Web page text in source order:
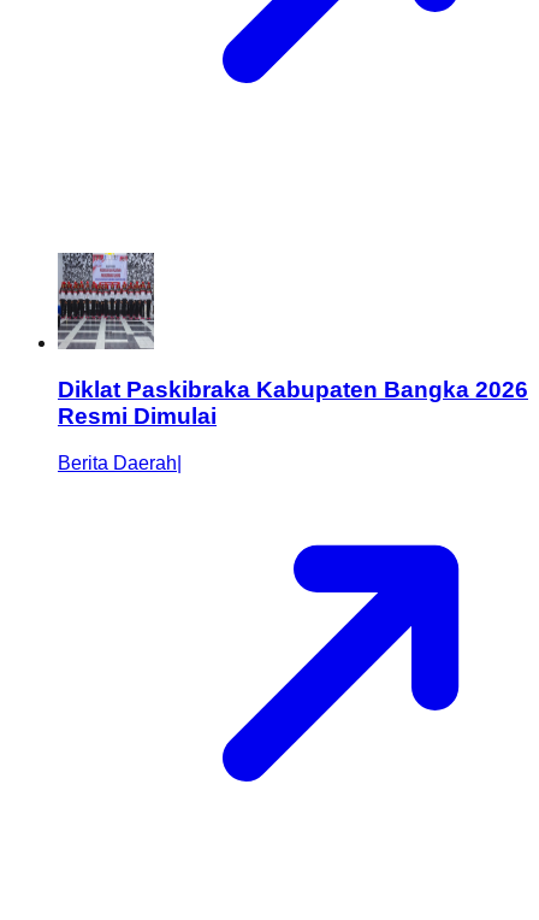
Diklat Paskibraka Kabupaten Bangka 2026
Resmi Dimulai
Berita Daerah